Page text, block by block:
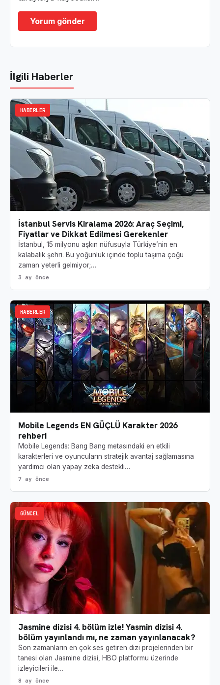
İlgili Haberler
HABERLER
İstanbul Servis Kiralama 2026: Araç Seçimi,
Fiyatlar ve Dikkat Edilmesi Gerekenler
İstanbul, 15 milyonu aşkın nüfusuyla Türkiye’nin en
kalabalık şehri. Bu yoğunluk içinde toplu taşıma çoğu
zaman yeterli gelmiyor;…
3 ay önce
HABERLER
Mobile Legends EN GÜÇLÜ Karakter 2026
rehberi
Mobile Legends: Bang Bang metasındaki en etkili
karakterleri ve oyuncuların stratejik avantaj sağlamasına
yardımcı olan yapay zeka destekli…
7 ay önce
GÜNCEL
Jasmine dizisi 4. bölüm izle! Yasmin dizisi 4.
bölüm yayınlandı mı, ne zaman yayınlanacak?
Son zamanların en çok ses getiren dizi projelerinden bir
tanesi olan Jasmine dizisi, HBO platformu üzerinde
izleyicileri ile…
8 ay önce